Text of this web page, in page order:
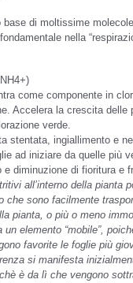
base di moltissime
nella
come componente in
Accelera la crescita delle
verde.
stentata, ingiallimento e
ad iniziare da quelle più
e diminuzione di fioritura e
all’interno della pianta
che sono facilmente
pianta, o più o meno
un elemento “mobile”,
favorite le foglie più
si manifesta
è da lì che vengono